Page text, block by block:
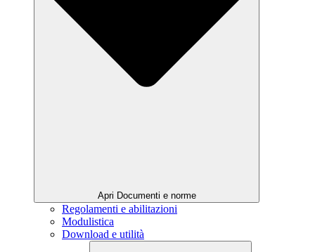
Apri Documenti e norme
Regolamenti e abilitazioni
Modulistica
Download e utilità